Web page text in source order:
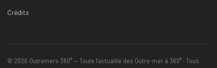
Crédits
© 2026 Outremers 360° — Toute l'actualité des Outre-mer à 360° · Tous